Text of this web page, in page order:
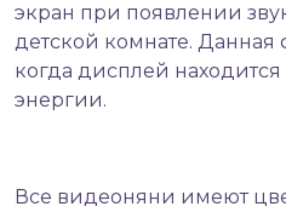
экран при появлении
детской комнате. Данная
когда дисплей
энергии.
Все видеоняни имеют